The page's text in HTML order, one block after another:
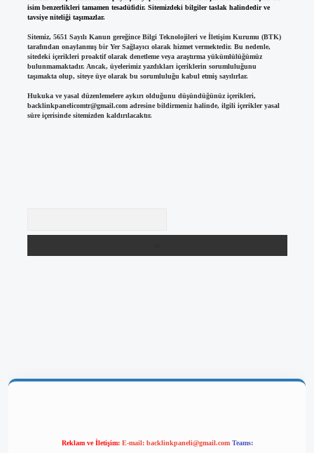
isim benzerlikleri tamamen tesadüfidir. Sitemizdeki bilgiler taslak halindedir ve
tavsiye niteliği taşımazlar.
Sitemiz, 5651 Sayılı Kanun gereğince Bilgi Teknolojileri ve İletişim Kurumu (BTK)
tarafından onaylanmış bir Yer Sağlayıcı olarak hizmet vermektedir. Bu nedenle,
sitedeki içerikleri proaktif olarak denetleme veya araştırma yükümlülüğümüz
bulunmamaktadır. Ancak, üyelerimiz yazdıkları içeriklerin sorumluluğunu
taşımakta olup, siteye üye olarak bu sorumluluğu kabul etmiş sayılırlar.
Hukuka ve yasal düzenlemelere aykırı olduğunu düşündüğünüz içerikleri,
backlinkpanelicomtr@gmail.comadresine bildirmeniz halinde, ilgili içerikler yasal
süre içerisinde sitemizden kaldırılacaktır.
Reklam ve İletişim: E-mail: backlinkpaneli@gmail.com Teams: